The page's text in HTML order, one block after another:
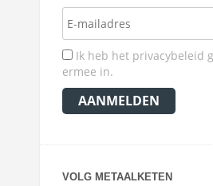
Ik heb het privacybeleid
ermee in.
VOLG METAALKETEN